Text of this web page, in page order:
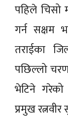
पहिले चिसो
गर्न सक्षम
तराईका
पछिल्लो
भेटिने गरेको
प्रमुख